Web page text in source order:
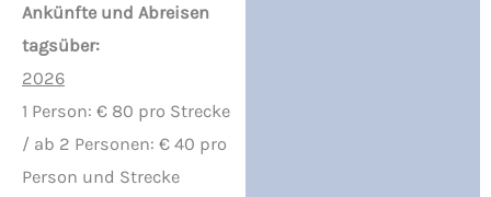
Ankünfte und Abreisen
tagsüber:
2026
1 Person: € 80 pro Strecke
/ ab 2 Personen: € 40 pro
Person und Strecke